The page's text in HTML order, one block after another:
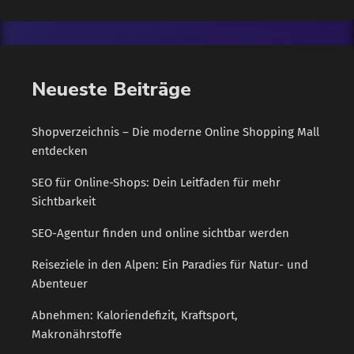
Kinder, Frauen in Not und Obdachlose kümmern. Im
Nachhaltigkeitsprojekt gestartet: […]
Neueste Beiträge
Shopverzeichnis – Die moderne Online Shopping Mall
entdecken
SEO für Online-Shops: Dein Leitfaden für mehr
Sichtbarkeit
SEO-Agentur finden und online sichtbar werden
Reiseziele in den Alpen: Ein Paradies für Natur- und
Abenteuer
Abnehmen: Kaloriendefizit, Kraftsport,
Makronährstoffe